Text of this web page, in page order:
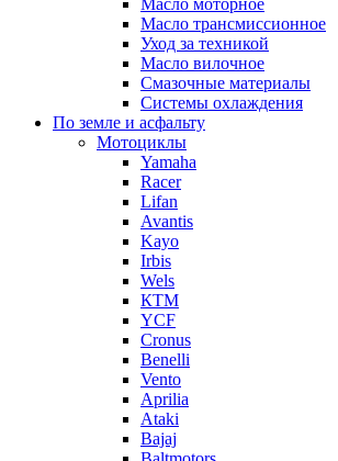
Масло моторное
Масло трансмиссионное
Уход за техникой
Масло вилочное
Смазочные материалы
Системы охлаждения
По земле и асфальту
Мотоциклы
Yamaha
Racer
Lifan
Avantis
Kayo
Irbis
Wels
КТМ
YCF
Cronus
Benelli
Vento
Aprilia
Ataki
Bajaj